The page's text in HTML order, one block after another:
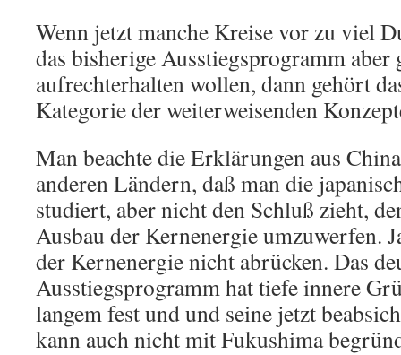
Wenn jetzt manche Kreise vor zu viel
das bisherige Ausstiegsprogramm
aufrechterhalten wollen, dann gehört
Kategorie der weiterweisenden
Man beachte die Erklärungen aus
anderen Ländern, daß man die
studiert, aber nicht den Schluß zieht,
Ausbau der Kernenergie umzuwerfen.
der Kernenergie nicht abrücken. Das
Ausstiegsprogramm hat tiefe innere
langem fest und und seine jetzt
kann auch nicht mit Fukushima